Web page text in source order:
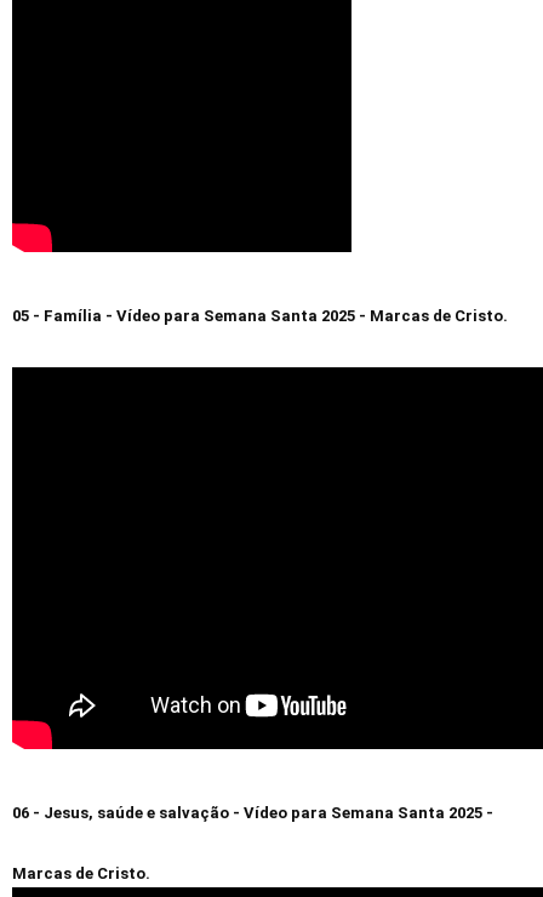
05 - Família - Vídeo para Semana Santa 2025 - Marcas de Cristo.
06 - Jesus, saúde e salvação - Vídeo para Semana Santa 2025 -
Marcas de Cristo.